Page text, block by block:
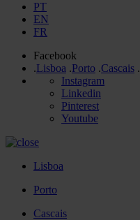
PT
EN
FR
Facebook
.Lisboa .Porto .Cascais .
Instagram
Linkedin
Pinterest
Youtube
Lisboa
Porto
Cascais